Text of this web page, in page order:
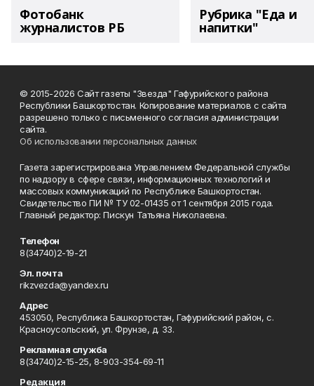
Фотобанк
журналистов РБ
Рубрика "Еда и
напитки"
© 2015-2026 Сайт газеты "Звезда" Гафурийского района
Республики Башкортостан. Копирование материалов с сайта
разрешено только с письменного согласия администрации
сайта.
Об использовании персональных данных
Газета зарегистрирована Управлением Федеральной службы
по надзору в сфере связи, информационных технологий и
массовых коммуникаций по Республике Башкортостан.
Свидетельство ПИ № ТУ 02-01435 от 1 сентября 2015 года.
Главный редактор: Пискун Татьяна Николаевна.
Телефон
8(34740)2-19-21
Эл. почта
rikzvezda@yandex.ru
Адрес
453050, Республика Башкортостан, Гафурийский район, с.
Красноусольский, ул. Фрунзе, д. 33.
Рекламная служба
8(34740)2-15-25, 8-903-354-69-11
Редакция